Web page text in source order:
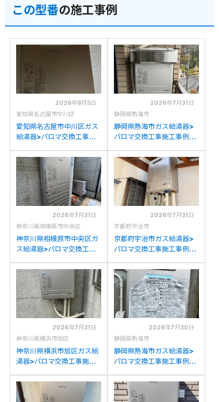
この型番の施工事例
2026年8月5日
愛知県名古屋市中川区
愛知県名古屋市中川区ガス
給湯器>パロマ交換工事施
WZ161FEPからパロマFH-
2023SAW-1への交換
2026年7月31日
静岡県熱海市
静岡県熱海市ガス給湯器>
パロマ交換工事施工事例：
らパロマFH-2023SAW-1
への交換
2026年7月31日
神奈川県相模原市中央区
神奈川県相模原市中央区ガ
ス給湯器>パロマ交換工事
V2001SAWからパロマ
FH-2023SAW-1への交換
2026年7月31日
京都府宇治市
京都府宇治市ガス給湯器>
パロマ交換工事施工事例：
A2000SAWからパロマ
FH-2023SAW-1への交換
2026年7月31日
神奈川県横浜市旭区
神奈川県横浜市旭区ガス給
湯器>パロマ交換工事施工
2428SAWXからパロマ
FH-2023SAW-1への交換
2026年7月30日
静岡県熱海市
静岡県熱海市ガス給湯器>
パロマ交換工事施工事例：
らパロマFH-2023SAW-1
への交換